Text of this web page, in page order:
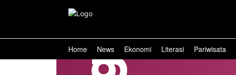
Home News Ekonomi Literasi Pariwisata